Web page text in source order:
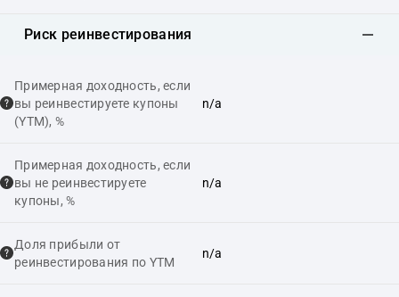
Риск реинвестирования
Примерная доходность, если
вы реинвестируете купоны
(YTM), %
n/a
Примерная доходность, если
вы не реинвестируете
купоны, %
n/a
Доля прибыли от
реинвестирования по YTM
n/a